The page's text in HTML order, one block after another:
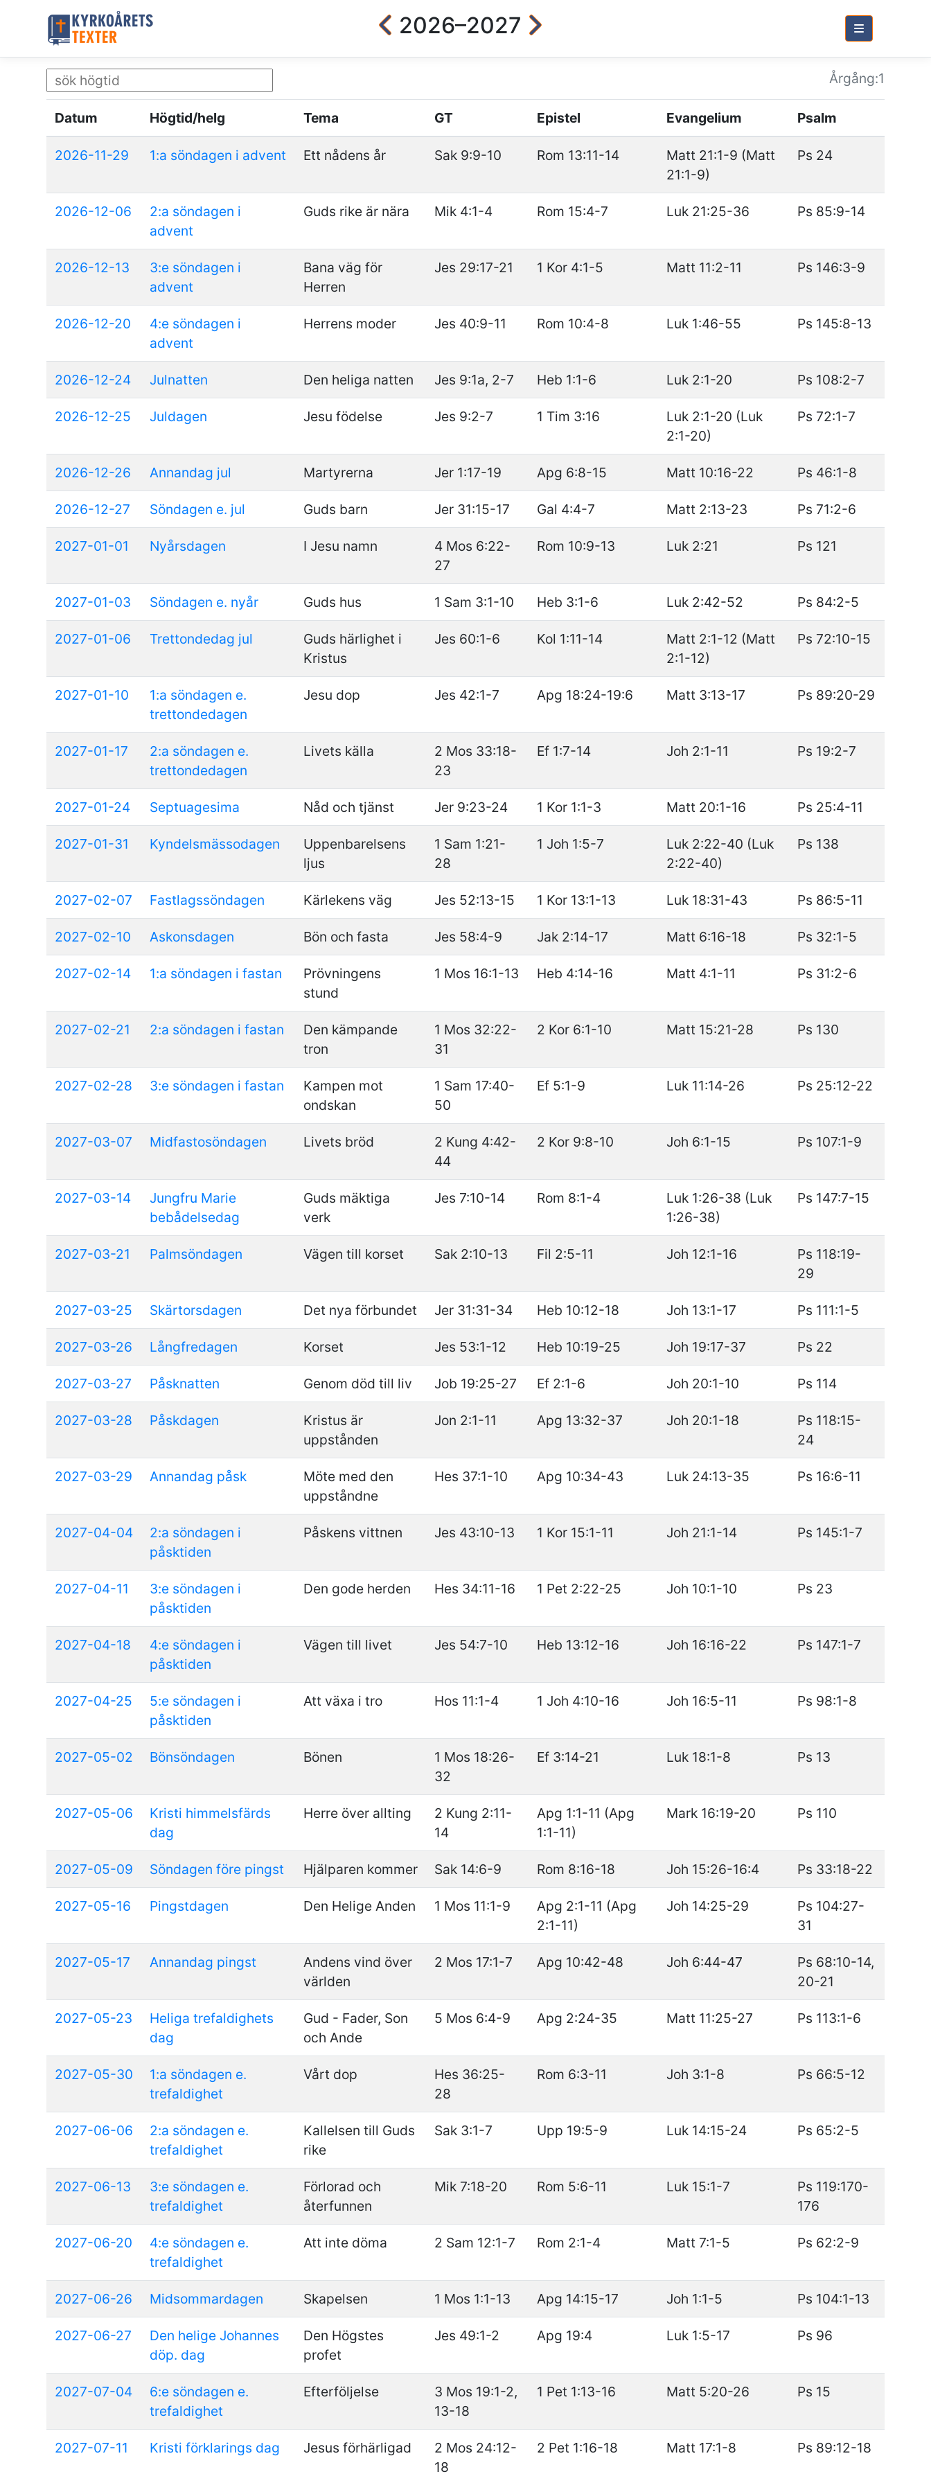
2026–2027
Årgång:1
Datum Högtid/helg Tema GT Epistel Evangelium Psalm
2026-11-29 1:a söndagen i advent Ett nådens år Sak 9:9-10 Rom 13:11-14
Matt 21:1-9 (Matt
21:1-9)
Ps 24
2026-12-06
2:a söndagen i
advent
Guds rike är nära Mik 4:1-4 Rom 15:4-7 Luk 21:25-36 Ps 85:9-14
2026-12-13
3:e söndagen i
advent
Bana väg för
Herren
Jes 29:17-21 1 Kor 4:1-5 Matt 11:2-11 Ps 146:3-9
2026-12-20
4:e söndagen i
advent
Herrens moder Jes 40:9-11 Rom 10:4-8 Luk 1:46-55 Ps 145:8-13
2026-12-24 Julnatten Den heliga natten Jes 9:1a, 2-7 Heb 1:1-6 Luk 2:1-20 Ps 108:2-7
2026-12-25 Juldagen Jesu födelse Jes 9:2-7 1 Tim 3:16
Luk 2:1-20 (Luk
2:1-20)
Ps 72:1-7
2026-12-26 Annandag jul Martyrerna Jer 1:17-19 Apg 6:8-15 Matt 10:16-22 Ps 46:1-8
2026-12-27 Söndagen e. jul Guds barn Jer 31:15-17 Gal 4:4-7 Matt 2:13-23 Ps 71:2-6
2027-01-01 Nyårsdagen I Jesu namn
4 Mos 6:22-
27
Rom 10:9-13 Luk 2:21 Ps 121
2027-01-03 Söndagen e. nyår Guds hus 1 Sam 3:1-10 Heb 3:1-6 Luk 2:42-52 Ps 84:2-5
2027-01-06 Trettondedag jul
Guds härlighet i
Kristus
Jes 60:1-6 Kol 1:11-14
Matt 2:1-12 (Matt
2:1-12)
Ps 72:10-15
2027-01-10
1:a söndagen e.
trettondedagen
Jesu dop Jes 42:1-7 Apg 18:24-19:6 Matt 3:13-17 Ps 89:20-29
2027-01-17
2:a söndagen e.
trettondedagen
Livets källa
2 Mos 33:18-
23
Ef 1:7-14 Joh 2:1-11 Ps 19:2-7
2027-01-24 Septuagesima Nåd och tjänst Jer 9:23-24 1 Kor 1:1-3 Matt 20:1-16 Ps 25:4-11
2027-01-31 Kyndelsmässodagen
Uppenbarelsens
ljus
1 Sam 1:21-
28
1 Joh 1:5-7
Luk 2:22-40 (Luk
2:22-40)
Ps 138
2027-02-07 Fastlagssöndagen Kärlekens väg Jes 52:13-15 1 Kor 13:1-13 Luk 18:31-43 Ps 86:5-11
2027-02-10 Askonsdagen Bön och fasta Jes 58:4-9 Jak 2:14-17 Matt 6:16-18 Ps 32:1-5
2027-02-14 1:a söndagen i fastan
Prövningens
stund
1 Mos 16:1-13 Heb 4:14-16 Matt 4:1-11 Ps 31:2-6
2027-02-21 2:a söndagen i fastan
Den kämpande
tron
1 Mos 32:22-
31
2 Kor 6:1-10 Matt 15:21-28 Ps 130
2027-02-28 3:e söndagen i fastan
Kampen mot
ondskan
1 Sam 17:40-
50
Ef 5:1-9 Luk 11:14-26 Ps 25:12-22
2027-03-07 Midfastosöndagen Livets bröd
2 Kung 4:42-
44
2 Kor 9:8-10 Joh 6:1-15 Ps 107:1-9
2027-03-14
Jungfru Marie
bebådelsedag
Guds mäktiga
verk
Jes 7:10-14 Rom 8:1-4
Luk 1:26-38 (Luk
1:26-38)
Ps 147:7-15
2027-03-21 Palmsöndagen Vägen till korset Sak 2:10-13 Fil 2:5-11 Joh 12:1-16
Ps 118:19-
29
2027-03-25 Skärtorsdagen Det nya förbundet Jer 31:31-34 Heb 10:12-18 Joh 13:1-17 Ps 111:1-5
2027-03-26 Långfredagen Korset Jes 53:1-12 Heb 10:19-25 Joh 19:17-37 Ps 22
2027-03-27 Påsknatten Genom död till liv Job 19:25-27 Ef 2:1-6 Joh 20:1-10 Ps 114
2027-03-28 Påskdagen
Kristus är
uppstånden
Jon 2:1-11 Apg 13:32-37 Joh 20:1-18
Ps 118:15-
24
2027-03-29 Annandag påsk
Möte med den
uppståndne
Hes 37:1-10 Apg 10:34-43 Luk 24:13-35 Ps 16:6-11
2027-04-04
2:a söndagen i
påsktiden
Påskens vittnen Jes 43:10-13 1 Kor 15:1-11 Joh 21:1-14 Ps 145:1-7
2027-04-11
3:e söndagen i
påsktiden
Den gode herden Hes 34:11-16 1 Pet 2:22-25 Joh 10:1-10 Ps 23
2027-04-18
4:e söndagen i
påsktiden
Vägen till livet Jes 54:7-10 Heb 13:12-16 Joh 16:16-22 Ps 147:1-7
2027-04-25
5:e söndagen i
påsktiden
Att växa i tro Hos 11:1-4 1 Joh 4:10-16 Joh 16:5-11 Ps 98:1-8
2027-05-02 Bönsöndagen Bönen
1 Mos 18:26-
32
Ef 3:14-21 Luk 18:1-8 Ps 13
2027-05-06
Kristi himmelsfärds
dag
Herre över allting
2 Kung 2:11-
14
Apg 1:1-11 (Apg
1:1-11)
Mark 16:19-20 Ps 110
2027-05-09 Söndagen före pingst Hjälparen kommer Sak 14:6-9 Rom 8:16-18 Joh 15:26-16:4 Ps 33:18-22
2027-05-16 Pingstdagen Den Helige Anden 1 Mos 11:1-9
Apg 2:1-11 (Apg
2:1-11)
Joh 14:25-29
Ps 104:27-
31
2027-05-17 Annandag pingst
Andens vind över
världen
2 Mos 17:1-7 Apg 10:42-48 Joh 6:44-47
Ps 68:10-14,
20-21
2027-05-23
Heliga trefaldighets
dag
Gud - Fader, Son
och Ande
5 Mos 6:4-9 Apg 2:24-35 Matt 11:25-27 Ps 113:1-6
2027-05-30
1:a söndagen e.
trefaldighet
Vårt dop
Hes 36:25-
28
Rom 6:3-11 Joh 3:1-8 Ps 66:5-12
2027-06-06
2:a söndagen e.
trefaldighet
Kallelsen till Guds
rike
Sak 3:1-7 Upp 19:5-9 Luk 14:15-24 Ps 65:2-5
2027-06-13
3:e söndagen e.
trefaldighet
Förlorad och
återfunnen
Mik 7:18-20 Rom 5:6-11 Luk 15:1-7
Ps 119:170-
176
2027-06-20
4:e söndagen e.
trefaldighet
Att inte döma 2 Sam 12:1-7 Rom 2:1-4 Matt 7:1-5 Ps 62:2-9
2027-06-26 Midsommardagen Skapelsen 1 Mos 1:1-13 Apg 14:15-17 Joh 1:1-5 Ps 104:1-13
2027-06-27
Den helige Johannes
döp. dag
Den Högstes
profet
Jes 49:1-2 Apg 19:4 Luk 1:5-17 Ps 96
2027-07-04
6:e söndagen e.
trefaldighet
Efterföljelse
3 Mos 19:1-2,
13-18
1 Pet 1:13-16 Matt 5:20-26 Ps 15
2027-07-11 Kristi förklarings dag Jesus förhärligad
2 Mos 24:12-
18
2 Pet 1:16-18 Matt 17:1-8 Ps 89:12-18